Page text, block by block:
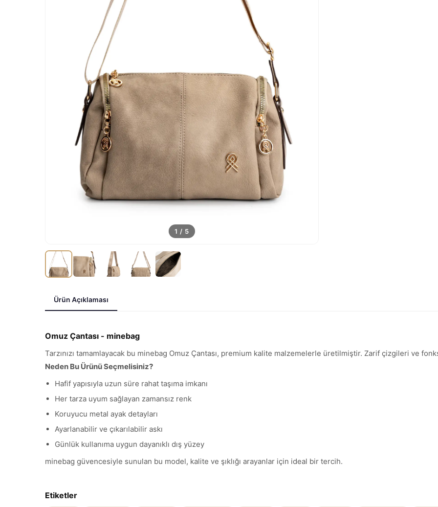
1 / 5
Ürün Açıklaması
Omuz Çantası - minebag
Tarzınızı tamamlayacak bu minebag Omuz Çantası, premium kalite malzemelerle üretilmiştir. Zarif çizgileri ve
Neden Bu Ürünü Seçmelisiniz?
Hafif yapısıyla uzun süre rahat taşıma imkanı
Her tarza uyum sağlayan zamansız renk
Koruyucu metal ayak detayları
Ayarlanabilir ve çıkarılabilir askı
Günlük kullanıma uygun dayanıklı dış yüzey
minebag güvencesiyle sunulan bu model, kalite ve şıklığı arayanlar için ideal bir tercih.
Etiketler